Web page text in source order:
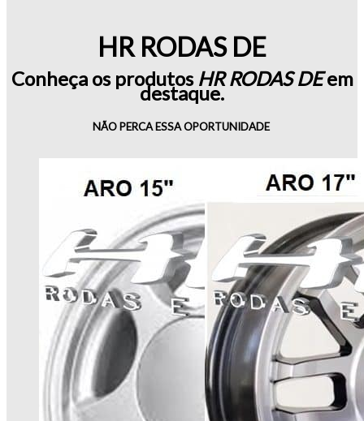
HR RODAS DE
Conheça os produtos HR RODAS DEem
destaque.
NÃO PERCA ESSA OPORTUNIDADE